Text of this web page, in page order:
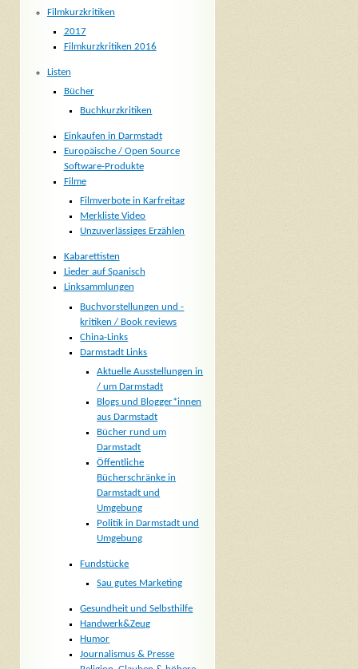
Filmkurzkritiken
2017
Filmkurzkritiken 2016
Listen
Bücher
Buchkurzkritiken
Einkaufen in Darmstadt
Europäische / Open Source
Software-Produkte
Filme
Filmverbote in Karfreitag
Merkliste Video
Unzuverlässiges Erzählen
Kabarettisten
Lieder auf Spanisch
Linksammlungen
Buchvorstellungen und -
kritiken / Book reviews
China-Links
Darmstadt Links
Aktuelle Ausstellungen in
/ um Darmstadt
Blogs und Blogger*innen
aus Darmstadt
Bücher rund um
Darmstadt
Öffentliche
Bücherschränke in
Darmstadt und
Umgebung
Politik in Darmstadt und
Umgebung
Fundstücke
Sau gutes Marketing
Gesundheit und Selbsthilfe
Handwerk&Zeug
Humor
Journalismus & Presse